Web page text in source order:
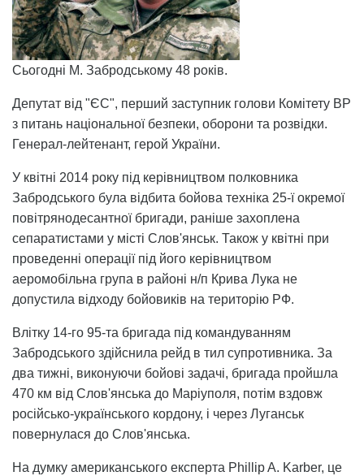
Сьогодні М. Забродському 48 років.
Депутат від "ЄС", перший заступник голови Комітету ВР
з питань національної безпеки, оборони та розвідки.
Генерал-лейтенант, герой України.
У квітні 2014 року під керівництвом полковника
Забродського була відбита бойова техніка 25-ї окремої
повітрянодесантної бригади, раніше захоплена
сепаратистами у місті Слов'янськ. Також у квітні при
проведенні операції під його керівництвом
аеромобільна група в районі н/п Крива Лука не
допустила відходу бойовиків на територію РФ.
Влітку 14-го 95-та бригада під командуванням
Забродського здійснила рейд в тил супротивника. За
два тижні, виконуючи бойові задачі, бригада пройшла
470 км від Слов'янська до Маріуполя, потім вздовж
російсько-українського кордону, і через Луганськ
повернулася до Слов'янська.
На думку американського експерта Phillip A. Karber, це